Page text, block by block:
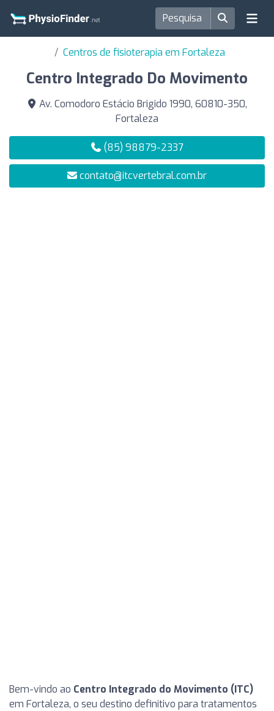
Centros de fisioterapia em Fortaleza
Centro Integrado Do Movimento
Av. Comodoro Estácio Brigido 1990, 60810-350,
Fortaleza
(85) 98879-2337
contato@itcvertebral.com.br
Bem-vindo ao Centro Integrado do Movimento (ITC)
em Fortaleza, o seu destino definitivo para tratamentos